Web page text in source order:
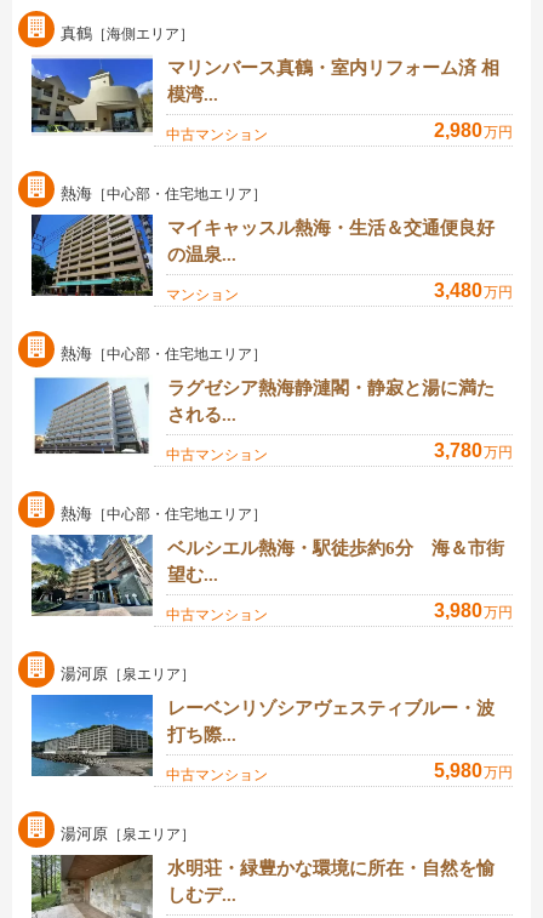
真鶴 ［海側エリア］
マリンバース真鶴・室内リフォーム済 相
模湾...
中古マンション 2,980万円
熱海 ［中心部・住宅地エリア］
マイキャッスル熱海・生活＆交通便良好
の温泉...
マンション 3,480万円
熱海 ［中心部・住宅地エリア］
ラグゼシア熱海静漣閣・静寂と湯に満た
される...
中古マンション 3,780万円
熱海 ［中心部・住宅地エリア］
ベルシエル熱海・駅徒歩約6分 海＆市街
望む...
中古マンション 3,980万円
湯河原 ［泉エリア］
レーベンリゾシアヴェスティブルー・波
打ち際...
中古マンション 5,980万円
湯河原 ［泉エリア］
水明荘・緑豊かな環境に所在・自然を愉
しむデ...